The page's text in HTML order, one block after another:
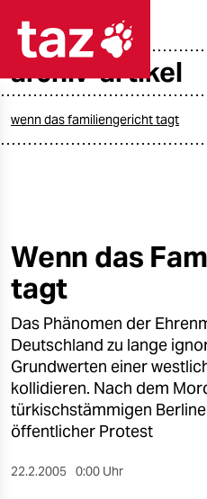
taz zahl
öko
gesellschaft
kultur
sport
berlin
nord
archiv-artikel
wenn das familiengericht tagt
Wenn das
tagt
Das Phänomen der
Deutschland zu lange
Grundwerten einer
kollidieren. Nach dem
türkischstämmigen
öffentlicher Protest
22.2.2005 0:00 Uhr